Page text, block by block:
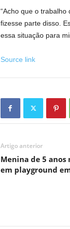
“Acho que o
fizesse parte disso.
essa situação para
Source link
Artigo anterior
Menina de 5
em playground